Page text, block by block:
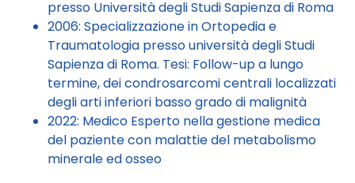
presso Università degli Studi Sapienza di Roma
2006: Specializzazione in Ortopedia e
Traumatologia presso università degli Studi
Sapienza di Roma. Tesi: Follow-up a lungo
termine, dei condrosarcomi centrali localizzati
degli arti inferiori basso grado di malignità
2022: Medico Esperto nella gestione medica
del paziente con malattie del metabolismo
minerale ed osseo